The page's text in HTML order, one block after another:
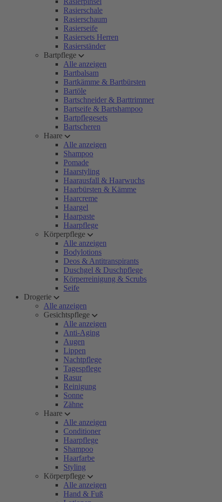
Rasierschale
Rasierschaum
Rasierseife
Rasiersets Herren
Rasierständer
Bartpflege
Alle anzeigen
Bartbalsam
Bartkämme & Bartbürsten
Bartöle
Bartschneider & Barttrimmer
Bartseife & Bartshampoo
Bartpflegesets
Bartscheren
Haare
Alle anzeigen
Shampoo
Pomade
Haarstyling
Haarausfall & Haarwuchs
Haarbürsten & Kämme
Haarcreme
Haargel
Haarpaste
Haarpflege
Körperpflege
Alle anzeigen
Bodylotions
Deos & Antitranspirants
Duschgel & Duschpflege
Körperreinigung & Scrubs
Seife
Drogerie
Alle anzeigen
Gesichtspflege
Alle anzeigen
Anti-Aging
Augen
Lippen
Nachtpflege
Tagespflege
Rasur
Reinigung
Sonne
Zähne
Haare
Alle anzeigen
Conditioner
Haarpflege
Shampoo
Haarfarbe
Styling
Körperpflege
Alle anzeigen
Hand & Fuß